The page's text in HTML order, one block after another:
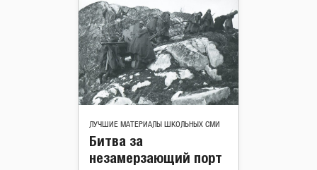
ЛУЧШИЕ МАТЕРИАЛЫ ШКОЛЬНЫХ СМИ
Битва за
незамерзающий порт